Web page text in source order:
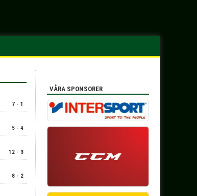
7 - 1
5 - 4
12 - 3
8 - 2
VÅRA SPONSORER